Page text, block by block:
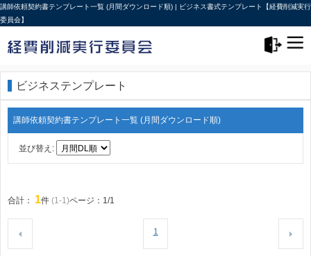
講師依頼契約書テンプレート一覧 (月間ダウンロード順) | ビジネス書式テンプレート【経費削減実行
委員会】
ビジネステンプレート
講師依頼契約書テンプレート一覧 (月間ダウンロード順)
並び替え:
合計： 1件 (1-1)ページ：1/1
1